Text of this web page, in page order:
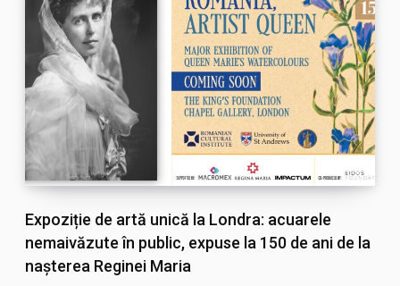
Expoziție de artă unică la Londra: acuarele
nemaivăzute în public, expuse la 150 de ani de la
nașterea Reginei Maria